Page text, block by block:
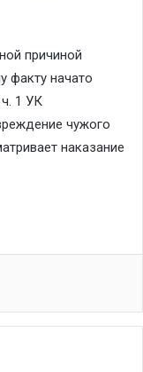
причиной
факту начато
1 УК
чужого
наказание